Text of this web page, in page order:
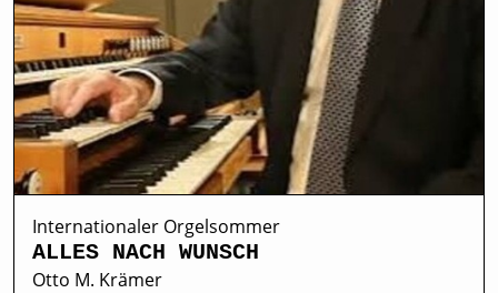
Internationaler Orgelsommer
ALLES NACH WUNSCH
Otto M. Krämer